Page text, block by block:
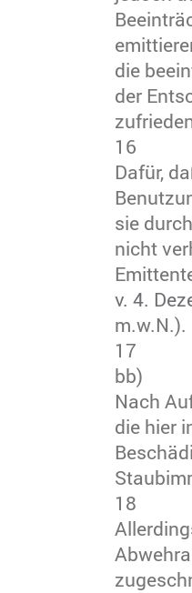
die
der
16
Dafür,
sie
nicht
v. 4.
m.w.N.).
17
bb)
Nach
die hier
18